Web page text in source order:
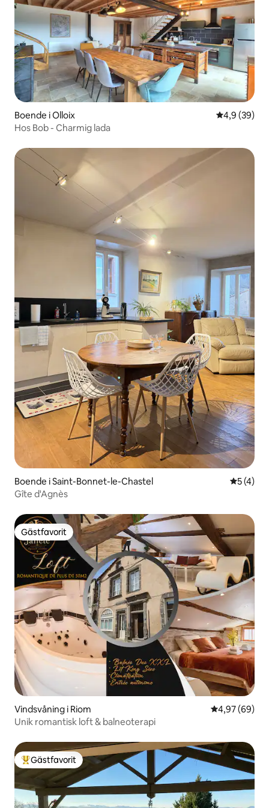
Boende i Olloix 4,9 av 5 i
4,9 (39)
Hos Bob - Charmig lada
Boende i Saint-Bonnet-le-Chastel 5 av 5 i
5 (4)
Gîte d'Agnès
Gästfavorit
Gästfavorit
Vindsvåning i Riom 4,97 av 5 i
4,97 (69)
Unik romantisk loft & balneoterapi
Populär gästfavorit
Gästfavorit